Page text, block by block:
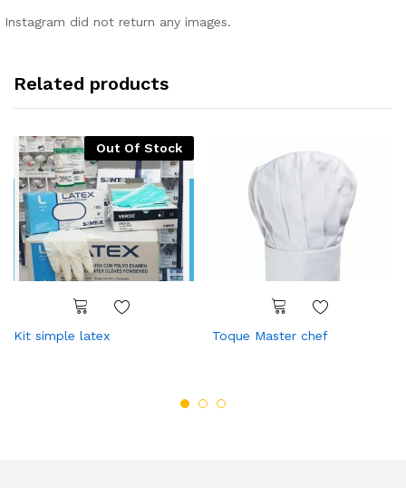
Instagram did not return any images.
Related products
Out Of Stock
Kit simple latex Toque Master chef